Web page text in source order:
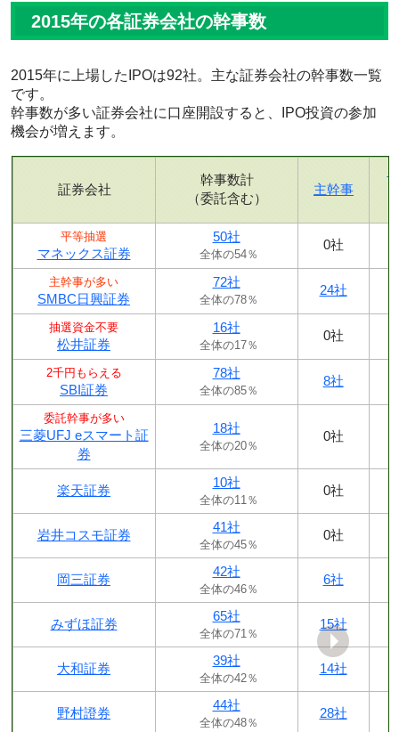
2015年の各証券会社の幹事数
2015年に上場したIPOは92社。主な証券会社の幹事数一覧
です。
幹事数が多い証券会社に口座開設すると、IPO投資の参加
機会が増えます。
証券会社
幹事数計
（委託含む）
主幹事
平等抽選
マネックス証券
50社
全体の54％
0社
主幹事が多い
SMBC日興証券
72社
全体の78％
24社
抽選資金不要
松井証券
16社
全体の17％
0社
2千円もらえる
SBI証券
78社
全体の85％
8社
委託幹事が多い
三菱UFJ eスマート証
券
18社
全体の20％
0社
楽天証券
10社
全体の11％
0社
岩井コスモ証券
41社
全体の45％
0社
岡三証券
42社
全体の46％
6社
みずほ証券
65社
全体の71％
15社
大和証券
39社
全体の42％
14社
野村證券
44社
全体の48％
28社